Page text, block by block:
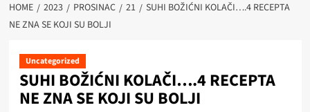
HOME 2023 PROSINAC 21
SUHI BOŽIĆNI KOLAČI….4 RECEPTA
NE ZNA SE KOJI SU BOLJI
Uncategorized
SUHI BOŽIĆNI KOLAČI….4 RECEPTA
NE ZNA SE KOJI SU BOLJI